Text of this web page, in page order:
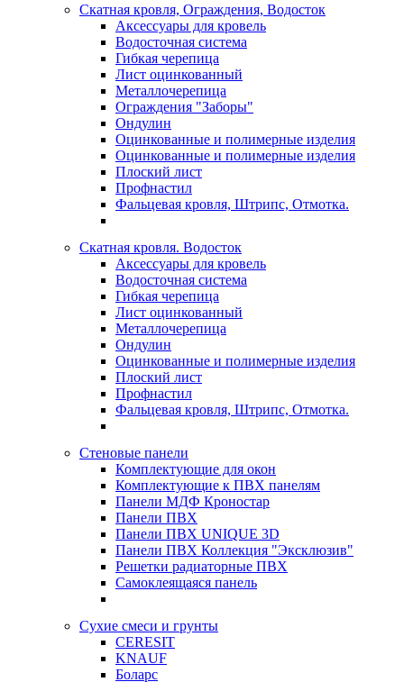
Скатная кровля, Ограждения, Водосток
Аксессуары для кровель
Водосточная система
Гибкая черепица
Лист оцинкованный
Металлочерепица
Ограждения "Заборы"
Ондулин
Оцинкованные и полимерные изделия
Оцинкованные и полимерные изделия
Плоский лист
Профнастил
Фальцевая кровля, Штрипс, Отмотка.
Скатная кровля. Водосток
Аксессуары для кровель
Водосточная система
Гибкая черепица
Лист оцинкованный
Металлочерепица
Ондулин
Оцинкованные и полимерные изделия
Плоский лист
Профнастил
Фальцевая кровля, Штрипс, Отмотка.
Стеновые панели
Комплектующие для окон
Комплектующие к ПВХ панелям
Панели МДФ Кроностар
Панели ПВХ
Панели ПВХ UNIQUE 3D
Панели ПВХ Коллекция "Эксклюзив"
Решетки радиаторные ПВХ
Самоклеящаяся панель
Сухие смеси и грунты
CERESIT
KNAUF
Боларс